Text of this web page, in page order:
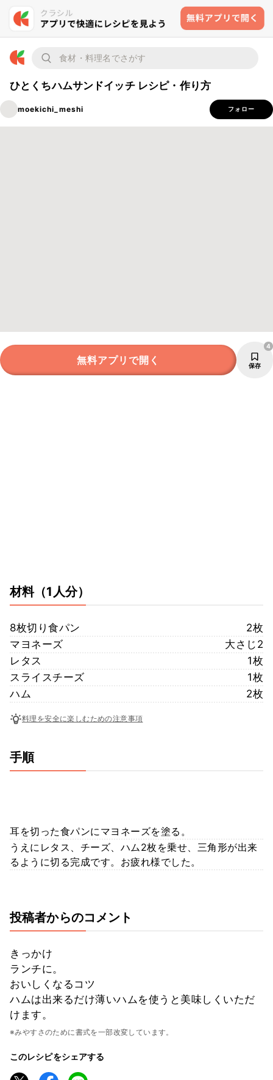
ひとくちハムサンドイッチ レシピ・作り方
moekichi_meshi フォロー
無料アプリで開く 保存
4
材料（1人分）
8枚切り食パン
2枚
マヨネーズ
大さじ2
レタス
1枚
スライスチーズ
1枚
ハム
2枚
料理を安全に楽しむための注意事項
手順
耳を切った食パンにマヨネーズを塗る。
うえにレタス、チーズ、ハム2枚を乗せ、三角形が出来
るように切る完成です。お疲れ様でした。
投稿者からのコメント
きっかけ
ランチに。
おいしくなるコツ
ハムは出来るだけ薄いハムを使うと美味しくいただ
けます。
※みやすさのために書式を一部改変しています。
このレシピをシェアする